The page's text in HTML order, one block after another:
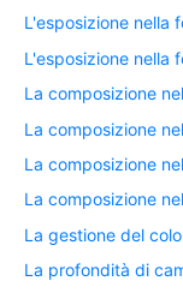
L'esposizione nella
L'esposizione nella
La composizione
La composizione
La composizione
La composizione
La gestione del
La profondità di